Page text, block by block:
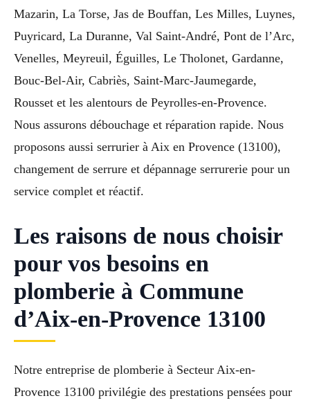
Mazarin, La Torse, Jas de Bouffan, Les Milles, Luynes,
Puyricard, La Duranne, Val Saint-André, Pont de l’Arc,
Venelles, Meyreuil, Éguilles, Le Tholonet, Gardanne,
Bouc-Bel-Air, Cabriès, Saint-Marc-Jaumegarde,
Rousset et les alentours de Peyrolles-en-Provence.
Nous assurons débouchage et réparation rapide. Nous
proposons aussi serrurier à Aix en Provence (13100),
changement de serrure et dépannage serrurerie pour un
service complet et réactif.
Les raisons de nous choisir
pour vos besoins en
plomberie à Commune
d’Aix-en-Provence 13100
Notre entreprise de plomberie à Secteur Aix-en-
Provence 13100 privilégie des prestations pensées pour